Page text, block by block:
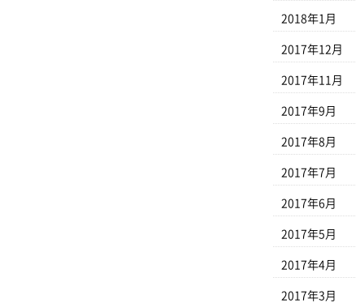
2018年1月
2017年12月
2017年11月
2017年9月
2017年8月
2017年7月
2017年6月
2017年5月
2017年4月
2017年3月